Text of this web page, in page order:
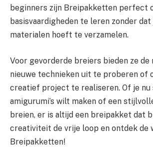
beginners zijn Breipakketten perfect
basisvaardigheden te leren zonder
materialen hoeft te verzamelen.
Voor gevorderde breiers bieden ze de
nieuwe technieken uit te proberen of
creatief project te realiseren. Of je nu
amigurumi’s wilt maken of een
breien, er is altijd een breipakket dat
creativiteit de vrije loop en ontdek de
Breipakketten!